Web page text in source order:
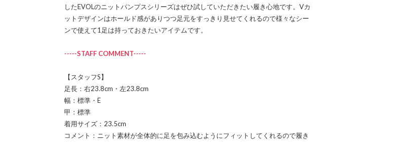
したEVOLのニットパンプスシリーズはぜひ試していただきたい履き心地です。Vカ
ットデザインはホールド感がありつつ足元をすっきり見せてくれるので様々なシー
ンで使えて1足は持っておきたいアイテムです。
-----STAFF COMMENT-----
【スタッフS】
足長：右23.8cm・左23.8cm
幅：標準・E
甲：標準
着用サイズ：23.5cm
コメント：ニット素材が全体的に足を包み込むようにフィットしてくれるので履き